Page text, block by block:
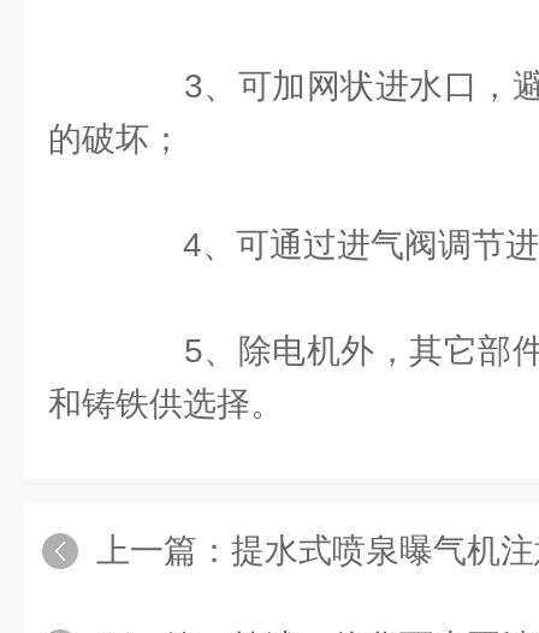
3、可加网状进水口，避
的破坏；
4、可通过进气阀调节进
5、除电机外，其它部件
和铸铁供选择。
上一篇： 提水式喷泉曝气机